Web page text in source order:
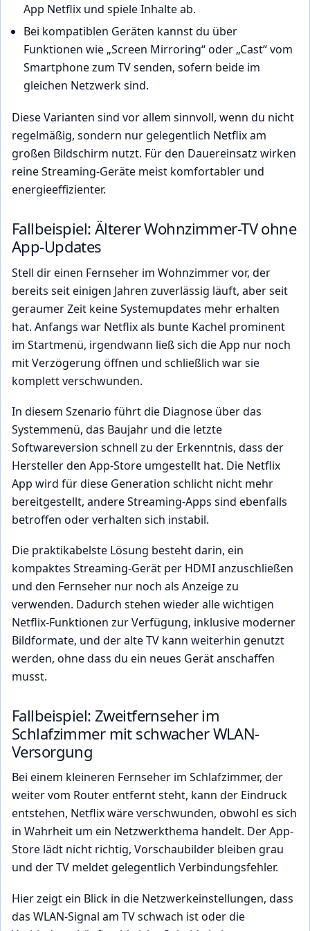
App Netflix und spiele Inhalte ab.
Bei kompatiblen Geräten kannst du über
Funktionen wie „Screen Mirroring“ oder „Cast“ vom
Smartphone zum TV senden, sofern beide im
gleichen Netzwerk sind.
Diese Varianten sind vor allem sinnvoll, wenn du nicht
regelmäßig, sondern nur gelegentlich Netflix am
großen Bildschirm nutzt. Für den Dauereinsatz wirken
reine Streaming-Geräte meist komfortabler und
energieeffizienter.
Fallbeispiel: Älterer Wohnzimmer-TV ohne
App-Updates
Stell dir einen Fernseher im Wohnzimmer vor, der
bereits seit einigen Jahren zuverlässig läuft, aber seit
geraumer Zeit keine Systemupdates mehr erhalten
hat. Anfangs war Netflix als bunte Kachel prominent
im Startmenü, irgendwann ließ sich die App nur noch
mit Verzögerung öffnen und schließlich war sie
komplett verschwunden.
In diesem Szenario führt die Diagnose über das
Systemmenü, das Baujahr und die letzte
Softwareversion schnell zu der Erkenntnis, dass der
Hersteller den App-Store umgestellt hat. Die Netflix
App wird für diese Generation schlicht nicht mehr
bereitgestellt, andere Streaming-Apps sind ebenfalls
betroffen oder verhalten sich instabil.
Die praktikabelste Lösung besteht darin, ein
kompaktes Streaming-Gerät per HDMI anzuschließen
und den Fernseher nur noch als Anzeige zu
verwenden. Dadurch stehen wieder alle wichtigen
Netflix-Funktionen zur Verfügung, inklusive moderner
Bildformate, und der alte TV kann weiterhin genutzt
werden, ohne dass du ein neues Gerät anschaffen
musst.
Fallbeispiel: Zweitfernseher im
Schlafzimmer mit schwacher WLAN-
Versorgung
Bei einem kleineren Fernseher im Schlafzimmer, der
weiter vom Router entfernt steht, kann der Eindruck
entstehen, Netflix wäre verschwunden, obwohl es sich
in Wahrheit um ein Netzwerkthema handelt. Der App-
Store lädt nicht richtig, Vorschaubilder bleiben grau
und der TV meldet gelegentlich Verbindungsfehler.
Hier zeigt ein Blick in die Netzwerkeinstellungen, dass
das WLAN-Signal am TV schwach ist oder die